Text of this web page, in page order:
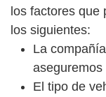
los factores que
los siguientes:
La
aseguremos
El tipo de